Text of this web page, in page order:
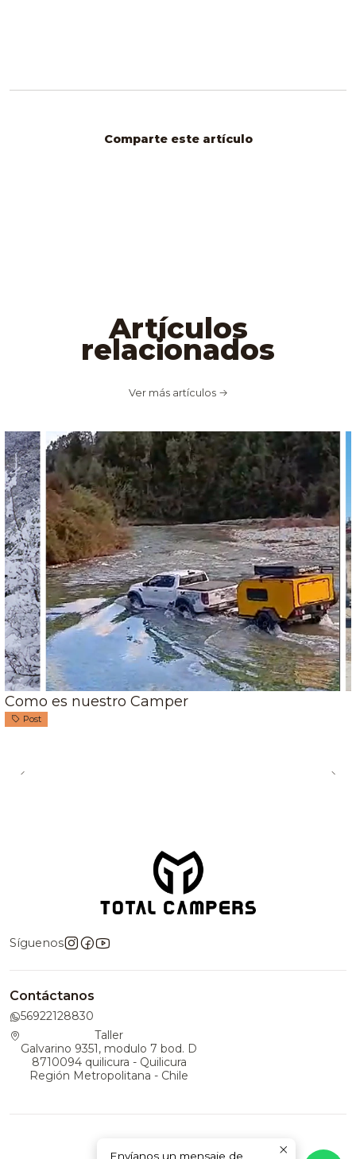
Comparte este artículo
Artículos
relacionados
Ver más artículos
Como es nuestro Camper
Post
Síguenos
Contáctanos
56922128830
Taller
Galvarino 9351, modulo 7 bod. D
8710094 quilicura - Quilicura
Región Metropolitana - Chile
Envíanos un mensaje de